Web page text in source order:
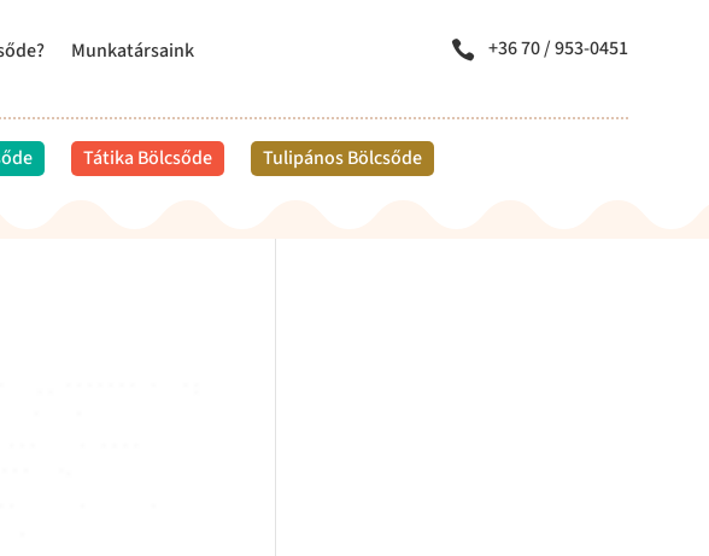
Munkatársaink
 +36 70 / 953-0451
Tátika Bölcsőde Tulipános Bölcsőde